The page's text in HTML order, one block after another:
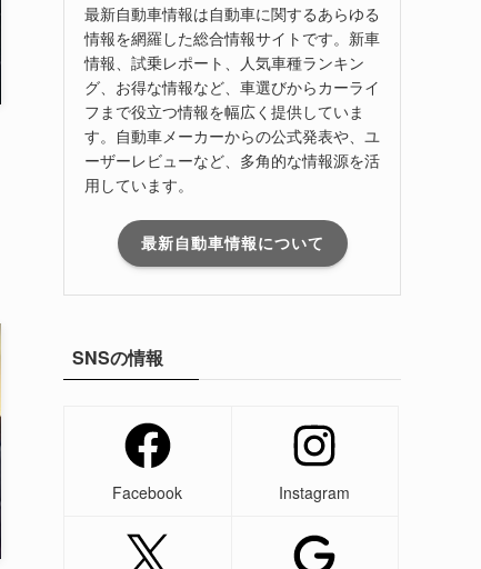
最新自動車情報は自動車に関するあらゆる
情報を網羅した総合情報サイトです。新車
情報、試乗レポート、人気車種ランキン
グ、お得な情報など、車選びからカーライ
フまで役立つ情報を幅広く提供していま
す。自動車メーカーからの公式発表や、ユ
ーザーレビューなど、多角的な情報源を活
用しています。
最新自動車情報について
SNSの情報
Facebook Instagram